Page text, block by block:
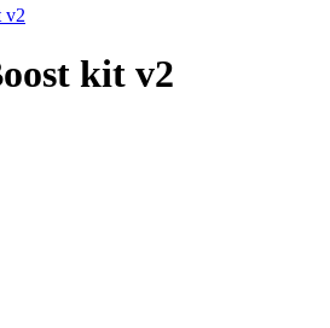
v2
kit v2